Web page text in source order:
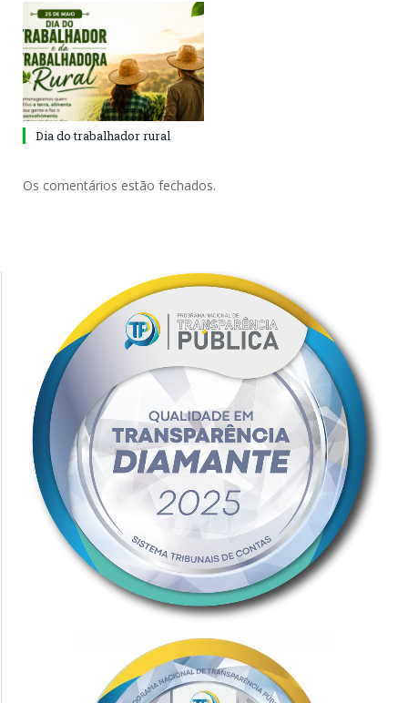
Dia do trabalhador rural
Os comentários estão fechados.